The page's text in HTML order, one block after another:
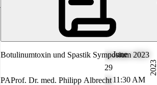
29
June
11:30 AM
2023
Botulinumtoxin und Spastik Symposium 2023
PAProf. Dr. med. Philipp Albrecht